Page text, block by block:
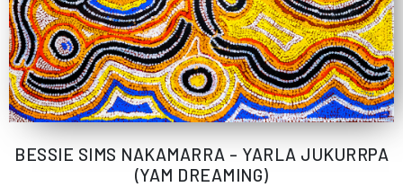
BESSIE SIMS NAKAMARRA – YARLA JUKURRPA
(YAM DREAMING)